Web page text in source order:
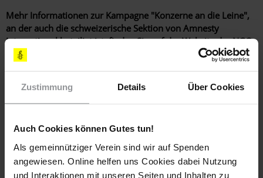
Zustimmung Details Über Cookies
Auch Cookies können Gutes tun!
Als gemeinnütziger Verein sind wir auf Spenden
angewiesen. Online helfen uns Cookies dabei Nutzung
und Interaktionen mit unseren Seiten und Inhalten zu
Mehr Informationen zur Kampagne "Konzerne an die Leine",
an der auch die schweizerische Sektion von Amnesty
International beteiligt ist, finden Sie auf der Website der NGO-
Koalition:
Hier sehen Sie den Videoclip zur Kampagne:
YouTube freischalten